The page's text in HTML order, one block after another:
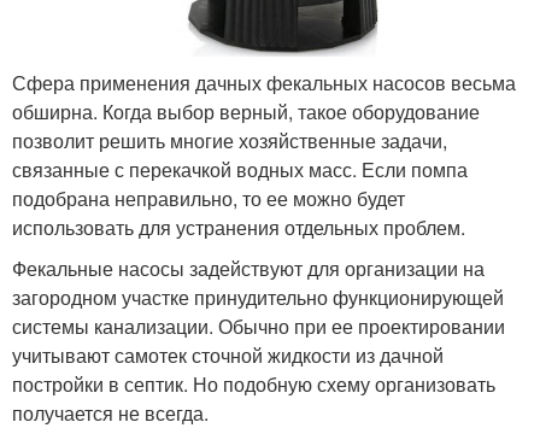
Сфера применения дачных фекальных насосов весьма
обширна. Когда выбор верный, такое оборудование
позволит решить многие хозяйственные задачи,
связанные с перекачкой водных масс. Если помпа
подобрана неправильно, то ее можно будет
использовать для устранения отдельных проблем.
Фекальные насосы задействуют для организации на
загородном участке принудительно функционирующей
системы канализации. Обычно при ее проектировании
учитывают самотек сточной жидкости из дачной
постройки в септик. Но подобную схему организовать
получается не всегда.